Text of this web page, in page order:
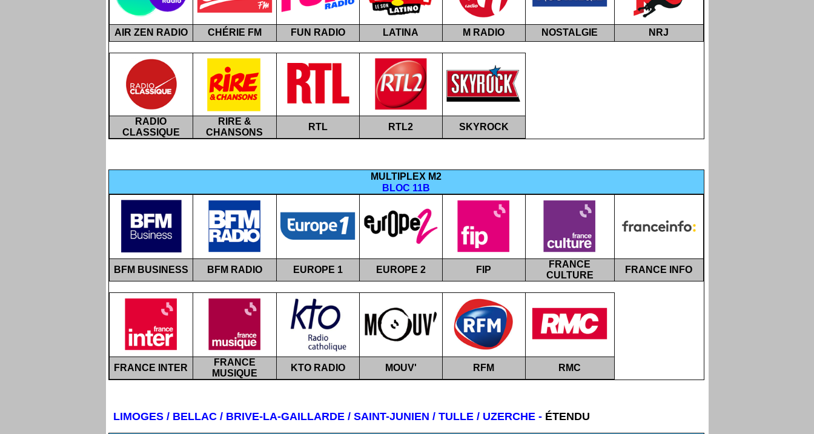
AIR ZEN RADIO CHÉRIE FM FUN RADIO LATINA M RADIO NOSTALGIE NRJ
RADIO
CLASSIQUE
RIRE &
CHANSONS
RTL RTL2 SKYROCK
MULTIPLEX M2
BLOC 11B
BFM BUSINESS BFM RADIO EUROPE 1 EUROPE 2 FIP
FRANCE
CULTURE
FRANCE INFO
FRANCE INTER
FRANCE
MUSIQUE
KTO RADIO MOUV' RFM RMC
LIMOGES/ BELLAC / BRIVE-LA-GAILLARDE / SAINT-JUNIEN / TULLE / UZERCHE -ÉTENDU